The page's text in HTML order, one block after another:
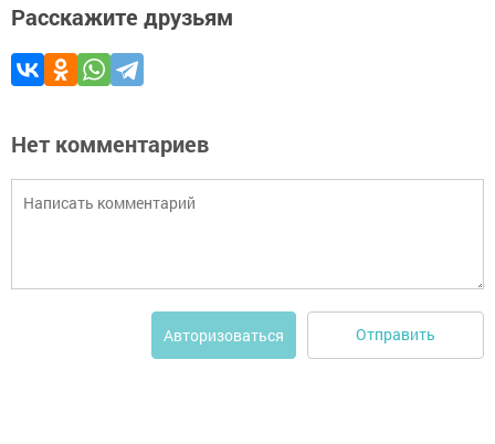
Расскажите друзьям
Нет комментариев
Авторизоваться Отправить